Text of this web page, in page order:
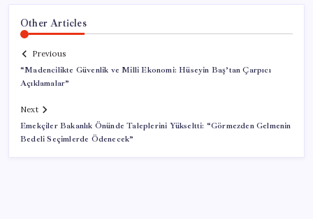
Other Articles
Previous
“Madencilikte Güvenlik ve Milli Ekonomi: Hüseyin Baş’tan Çarpıcı
Açıklamalar”
Next
Emekçiler Bakanlık Önünde Taleplerini Yükseltti: “Görmezden Gelmenin
Bedeli Seçimlerde Ödenecek”